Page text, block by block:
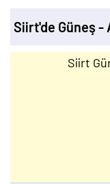
Siirt'de Güneş -
Siirt